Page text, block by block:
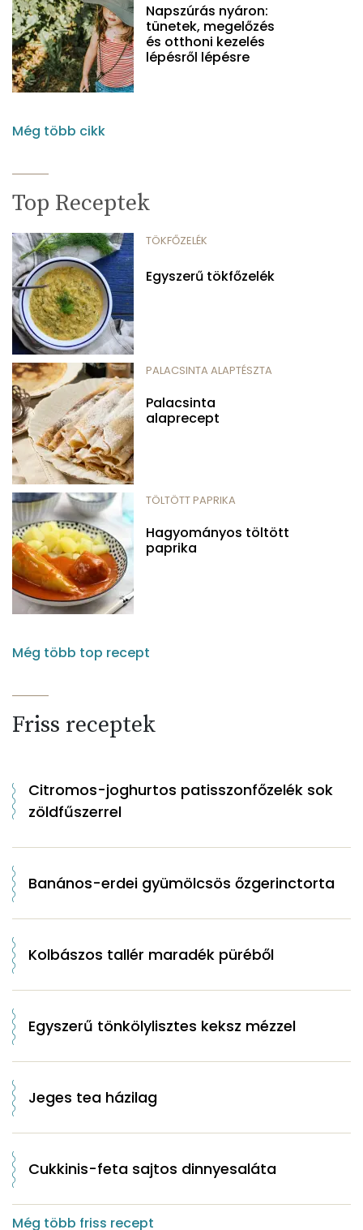
Napszúrás nyáron:
tünetek, megelőzés
és otthoni kezelés
lépésről lépésre
Még több cikk
Top Receptek
TÖKFŐZELÉK
Egyszerű tökfőzelék
PALACSINTA ALAPTÉSZTA
Palacsinta
alaprecept
TÖLTÖTT PAPRIKA
Hagyományos töltött
paprika
Még több top recept
Friss receptek
Citromos-joghurtos patisszonfőzelék sok
zöldfűszerrel
Banános-erdei gyümölcsös őzgerinctorta
Kolbászos tallér maradék püréből
Egyszerű tönkölylisztes keksz mézzel
Jeges tea házilag
Cukkinis-feta sajtos dinnyesaláta
Még több friss recept